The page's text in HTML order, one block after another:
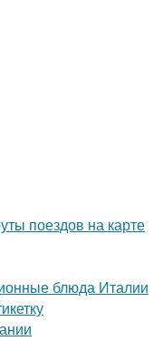
поездов на карте
блюда Италии